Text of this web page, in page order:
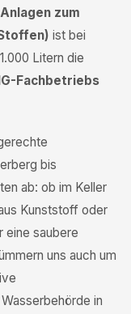
zum
ist bei
Litern die
Fachbetriebs
bis
ab: ob im Keller
Kunststoff oder
eine saubere
uns auch um
in